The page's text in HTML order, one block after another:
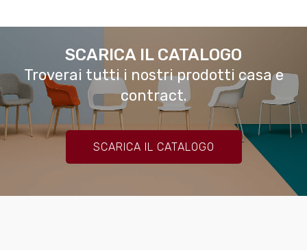
SCARICA IL CATALOGO
Troverai tutti i nostri prodotti casa e
contract.
SCARICA IL CATALOGO